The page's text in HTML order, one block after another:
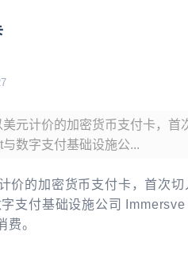
元计价的加密货币支付卡，首
数字支付基础设施公...
价的加密货币支付卡，首次
支付基础设施公司
费。